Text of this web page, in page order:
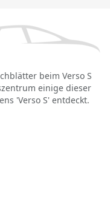
beim Verso S
einige dieser
'Verso S' entdeckt.